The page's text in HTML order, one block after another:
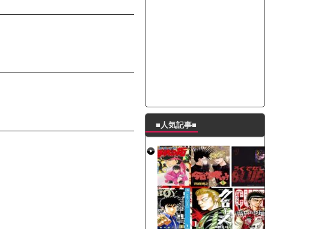
曲ランキングが酷すぎるｗｗｗｗｗ
■人気記事■